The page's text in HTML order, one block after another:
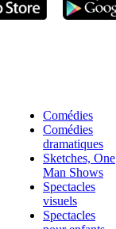
Comédies
Comédies
dramatiques
Sketches, One
Man Shows
Spectacles
visuels
Spectacles